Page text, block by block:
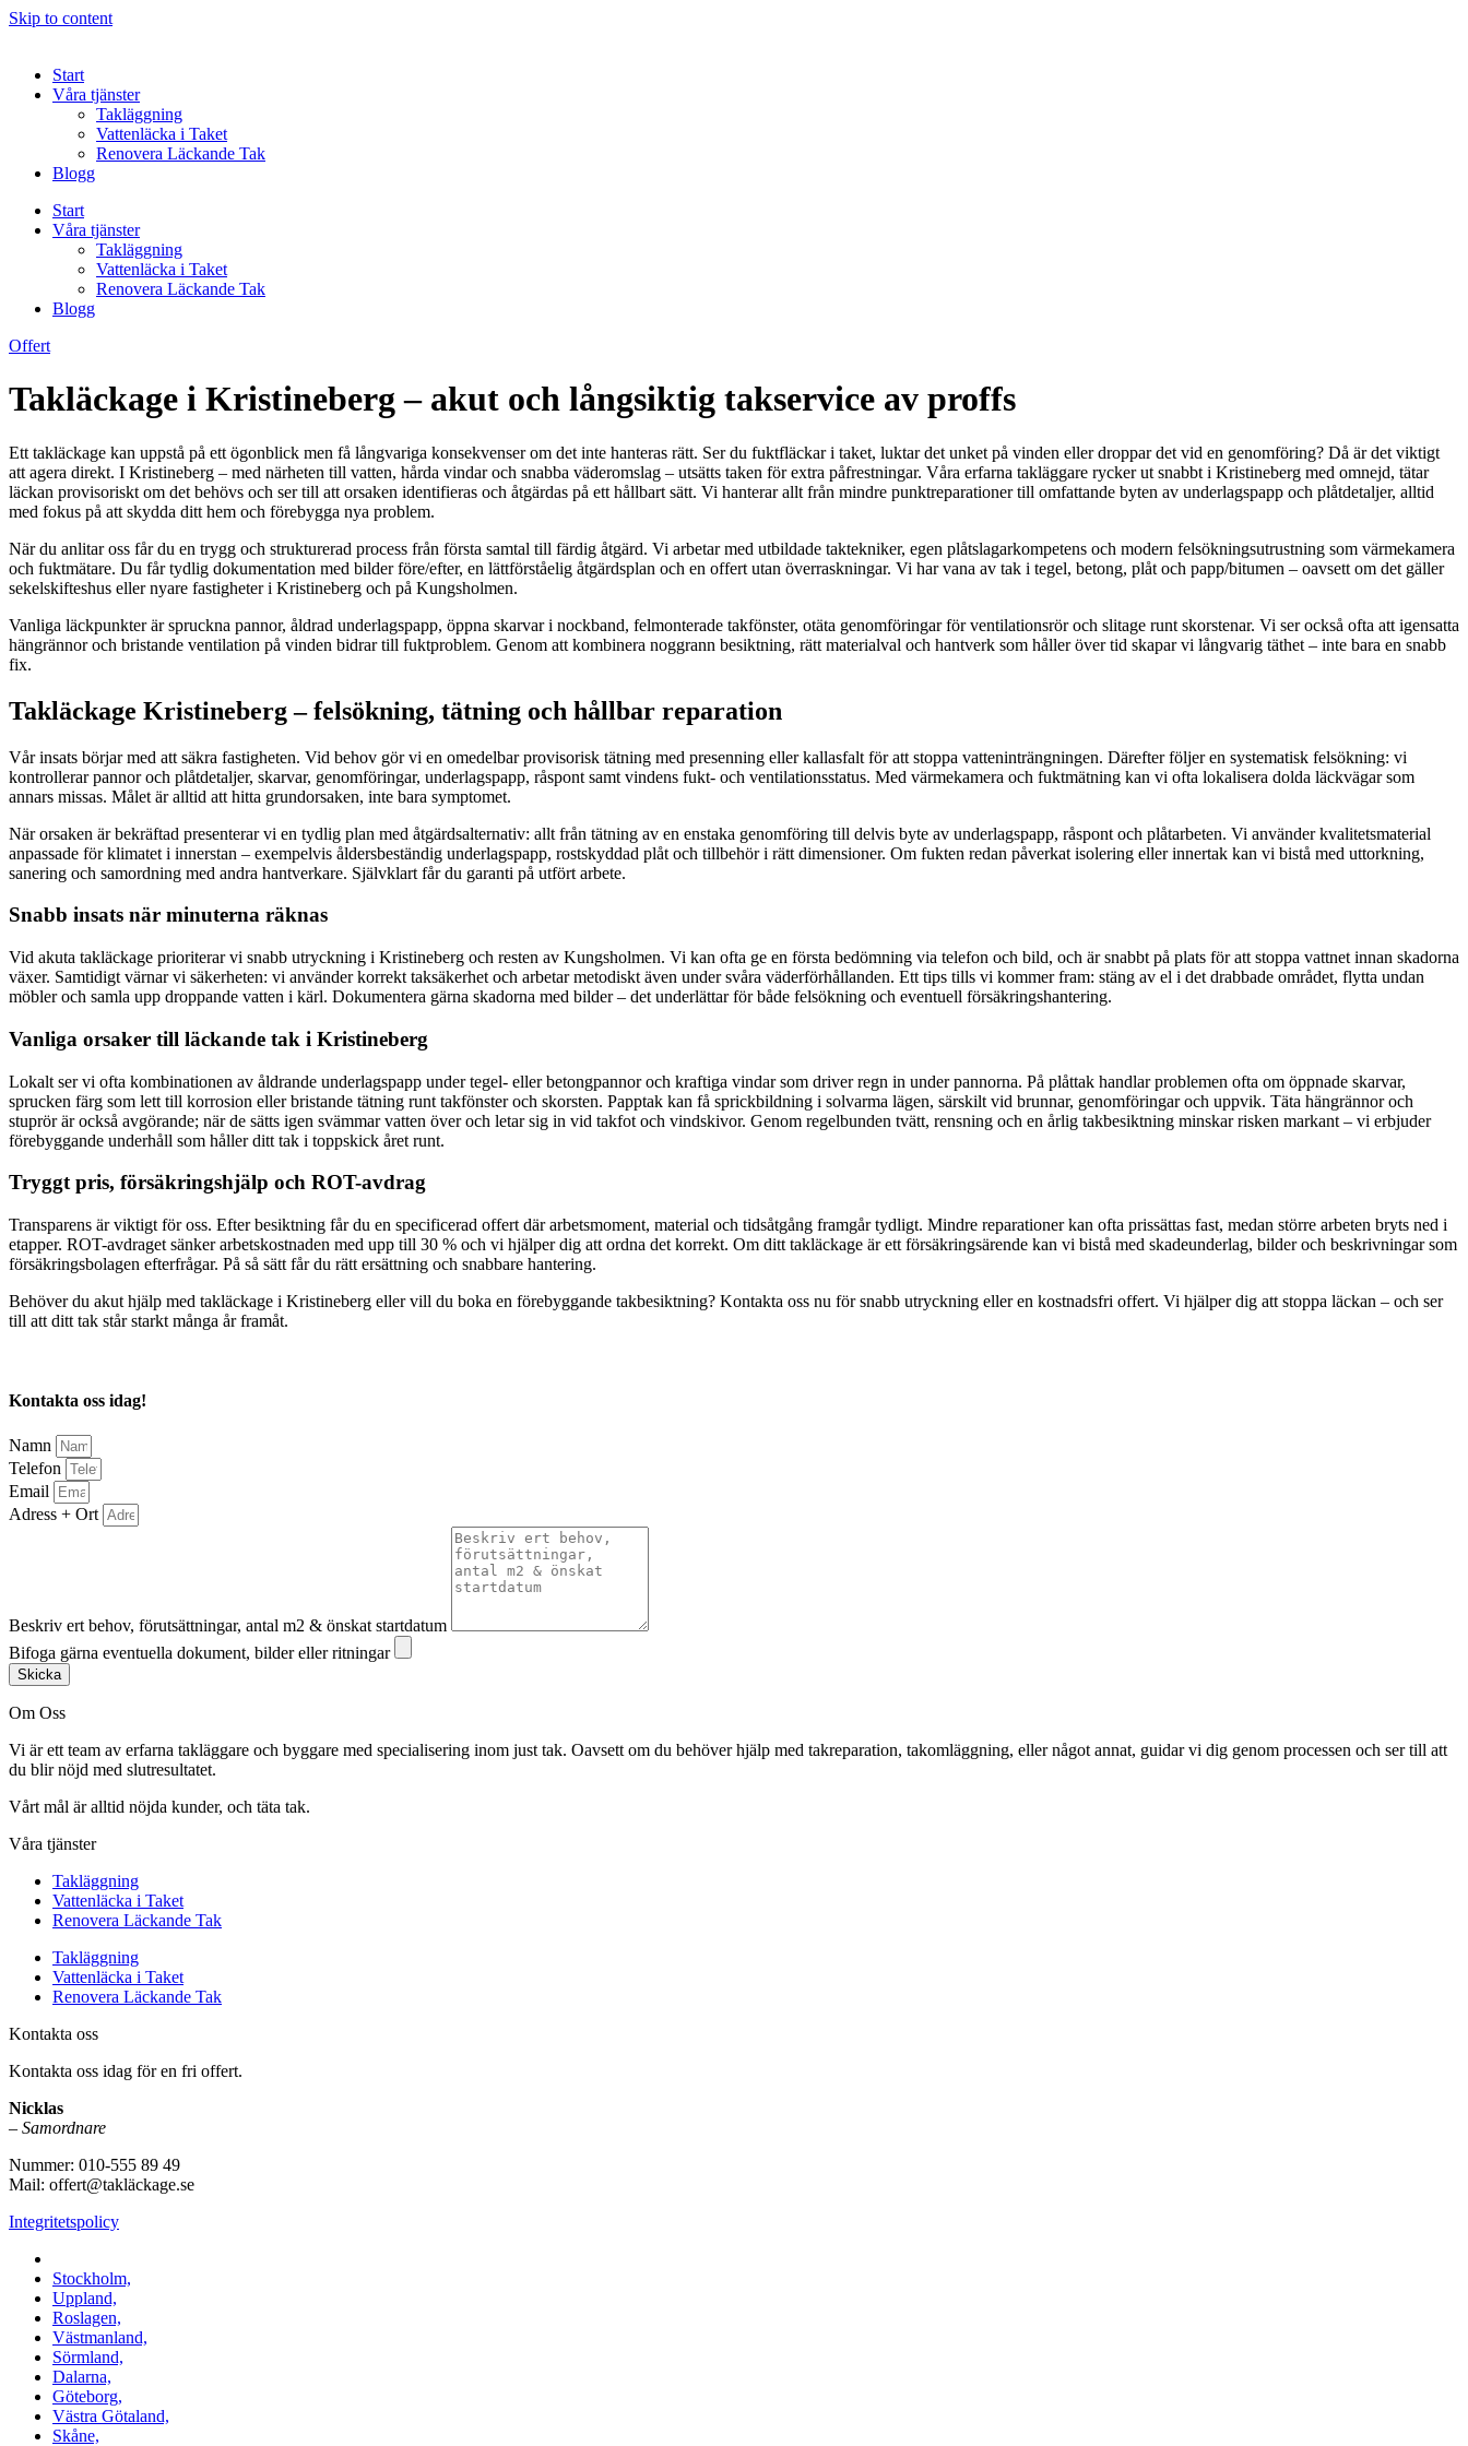
Skip to content
Start
Våra tjänster
Takläggning
Vattenläcka i Taket
Renovera Läckande Tak
Blogg
Start
Våra tjänster
Takläggning
Vattenläcka i Taket
Renovera Läckande Tak
Blogg
Offert
Takläckage i Kristineberg – akut och långsiktig takservice av proffs
Ett takläckage kan uppstå på ett ögonblick men få långvariga konsekvenser om det inte hanteras rätt. Ser du fuktfläckar i taket, luktar det unket på vinden eller droppar det vid en genomföring? Då är det viktigt
att agera direkt. I Kristineberg – med närheten till vatten, hårda vindar och snabba väderomslag – utsätts taken för extra påfrestningar. Våra erfarna takläggare rycker ut snabbt i Kristineberg med omnejd, tätar
läckan provisoriskt om det behövs och ser till att orsaken identifieras och åtgärdas på ett hållbart sätt. Vi hanterar allt från mindre punktreparationer till omfattande byten av underlagspapp och plåtdetaljer, alltid
med fokus på att skydda ditt hem och förebygga nya problem.
När du anlitar oss får du en trygg och strukturerad process från första samtal till färdig åtgärd. Vi arbetar med utbildade taktekniker, egen plåtslagarkompetens och modern felsökningsutrustning som värmekamera
och fuktmätare. Du får tydlig dokumentation med bilder före/efter, en lättförståelig åtgärdsplan och en offert utan överraskningar. Vi har vana av tak i tegel, betong, plåt och papp/bitumen – oavsett om det gäller
sekelskifteshus eller nyare fastigheter i Kristineberg och på Kungsholmen.
Vanliga läckpunkter är spruckna pannor, åldrad underlagspapp, öppna skarvar i nockband, felmonterade takfönster, otäta genomföringar för ventilationsrör och slitage runt skorstenar. Vi ser också ofta att igensatta
hängrännor och bristande ventilation på vinden bidrar till fuktproblem. Genom att kombinera noggrann besiktning, rätt materialval och hantverk som håller över tid skapar vi långvarig täthet – inte bara en snabb
fix.
Takläckage Kristineberg – felsökning, tätning och hållbar reparation
Vår insats börjar med att säkra fastigheten. Vid behov gör vi en omedelbar provisorisk tätning med presenning eller kallasfalt för att stoppa vatteninträngningen. Därefter följer en systematisk felsökning: vi
kontrollerar pannor och plåtdetaljer, skarvar, genomföringar, underlagspapp, råspont samt vindens fukt- och ventilationsstatus. Med värmekamera och fuktmätning kan vi ofta lokalisera dolda läckvägar som
annars missas. Målet är alltid att hitta grundorsaken, inte bara symptomet.
När orsaken är bekräftad presenterar vi en tydlig plan med åtgärdsalternativ: allt från tätning av en enstaka genomföring till delvis byte av underlagspapp, råspont och plåtarbeten. Vi använder kvalitetsmaterial
anpassade för klimatet i innerstan – exempelvis åldersbeständig underlagspapp, rostskyddad plåt och tillbehör i rätt dimensioner. Om fukten redan påverkat isolering eller innertak kan vi bistå med uttorkning,
sanering och samordning med andra hantverkare. Självklart får du garanti på utfört arbete.
Snabb insats när minuterna räknas
Vid akuta takläckage prioriterar vi snabb utryckning i Kristineberg och resten av Kungsholmen. Vi kan ofta ge en första bedömning via telefon och bild, och är snabbt på plats för att stoppa vattnet innan skadorna
växer. Samtidigt värnar vi säkerheten: vi använder korrekt taksäkerhet och arbetar metodiskt även under svåra väderförhållanden. Ett tips tills vi kommer fram: stäng av el i det drabbade området, flytta undan
möbler och samla upp droppande vatten i kärl. Dokumentera gärna skadorna med bilder – det underlättar för både felsökning och eventuell försäkringshantering.
Vanliga orsaker till läckande tak i Kristineberg
Lokalt ser vi ofta kombinationen av åldrande underlagspapp under tegel- eller betongpannor och kraftiga vindar som driver regn in under pannorna. På plåttak handlar problemen ofta om öppnade skarvar,
sprucken färg som lett till korrosion eller bristande tätning runt takfönster och skorsten. Papptak kan få sprickbildning i solvarma lägen, särskilt vid brunnar, genomföringar och uppvik. Täta hängrännor och
stuprör är också avgörande; när de sätts igen svämmar vatten över och letar sig in vid takfot och vindskivor. Genom regelbunden tvätt, rensning och en årlig takbesiktning minskar risken markant – vi erbjuder
förebyggande underhåll som håller ditt tak i toppskick året runt.
Tryggt pris, försäkringshjälp och ROT-avdrag
Transparens är viktigt för oss. Efter besiktning får du en specificerad offert där arbetsmoment, material och tidsåtgång framgår tydligt. Mindre reparationer kan ofta prissättas fast, medan större arbeten bryts ned i
etapper. ROT-avdraget sänker arbetskostnaden med upp till 30 % och vi hjälper dig att ordna det korrekt. Om ditt takläckage är ett försäkringsärende kan vi bistå med skadeunderlag, bilder och beskrivningar som
försäkringsbolagen efterfrågar. På så sätt får du rätt ersättning och snabbare hantering.
Behöver du akut hjälp med takläckage i Kristineberg eller vill du boka en förebyggande takbesiktning? Kontakta oss nu för snabb utryckning eller en kostnadsfri offert. Vi hjälper dig att stoppa läckan – och ser
till att ditt tak står starkt många år framåt.
Kontakta oss idag!
Namn
Telefon
Email
Adress + Ort
Beskriv ert behov, förutsättningar, antal m2 & önskat startdatum
Bifoga gärna eventuella dokument, bilder eller ritningar
Skicka
Om Oss
Vi är ett team av erfarna takläggare och byggare med specialisering inom just tak. Oavsett om du behöver hjälp med takreparation, takomläggning, eller något annat, guidar vi dig genom processen och ser till att
du blir nöjd med slutresultatet.
Vårt mål är alltid nöjda kunder, och täta tak.
Våra tjänster
Takläggning
Vattenläcka i Taket
Renovera Läckande Tak
Takläggning
Vattenläcka i Taket
Renovera Läckande Tak
Kontakta oss
Kontakta oss idag för en fri offert.
Nicklas
– Samordnare
Nummer: 010-555 89 49
Mail: offert@takläckage.se
Integritetspolicy
Stockholm,
Uppland,
Roslagen,
Västmanland,
Sörmland,
Dalarna,
Göteborg,
Västra Götaland,
Skåne,